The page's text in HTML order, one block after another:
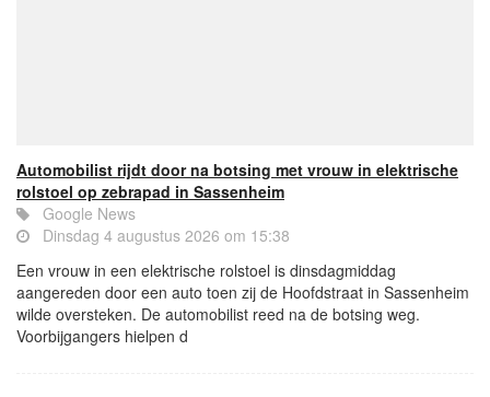
Automobilist rijdt door na botsing met vrouw in elektrische
rolstoel op zebrapad in Sassenheim
Google News
Dinsdag 4 augustus 2026 om 15:38
Een vrouw in een elektrische rolstoel is dinsdagmiddag
aangereden door een auto toen zij de Hoofdstraat in Sassenheim
wilde oversteken. De automobilist reed na de botsing weg.
Voorbijgangers hielpen d